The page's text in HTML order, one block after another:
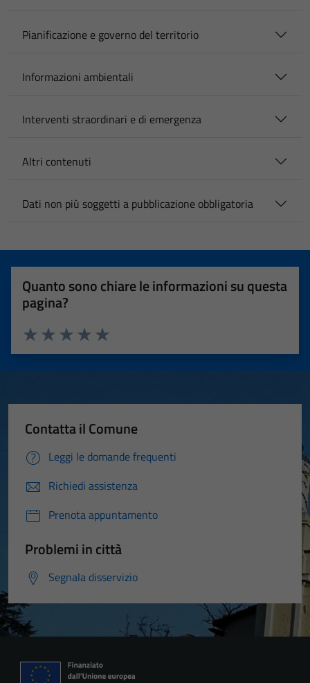
Pianificazione e governo del territorio
Informazioni ambientali
Interventi straordinari e di emergenza
Altri contenuti
Dati non più soggetti a pubblicazione obbligatoria
Quanto sono chiare le informazioni su questa
pagina?
Valuta 5 stelle su 5
Valuta 4 stelle su 5
Valuta 3 stelle su 5
Valuta 2 stelle su 5
Valuta 1 stelle su 5
Contatta il Comune
Leggi le domande frequenti
Richiedi assistenza
Prenota appuntamento
Problemi in città
Segnala disservizio